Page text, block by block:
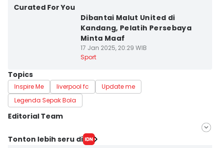
Curated For You
Dibantai Malut United di
Kandang, Pelatih Persebaya
Minta Maaf
17 Jan 2025, 20:29 WIB
Sport
Topics
Inspire Me liverpool fc
Update me
Legenda Sepak Bola
Editorial Team
Editor
Tonton lebih seru di